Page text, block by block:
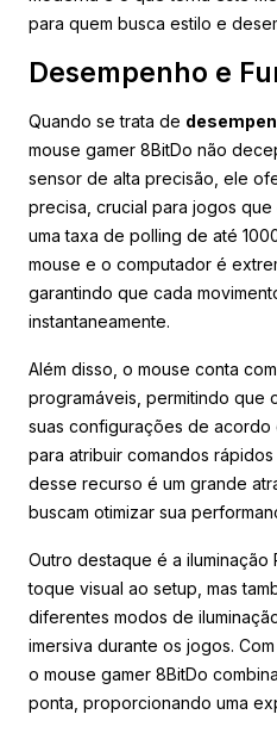
para quem busca estilo e
Desempenho e
Quando se trata de
mouse gamer 8BitDo não
sensor de alta precisão, ele
precisa, crucial para jogos
uma taxa de polling de até
mouse e o computador é
garantindo que cada
instantaneamente.
Além disso, o mouse conta
programáveis, permitindo que
suas configurações de acordo
para atribuir comandos
desse recurso é um grande
buscam otimizar sua
Outro destaque é a iluminação
toque visual ao setup, mas
diferentes modos de
imersiva durante os jogos.
o mouse gamer 8BitDo
ponta, proporcionando uma